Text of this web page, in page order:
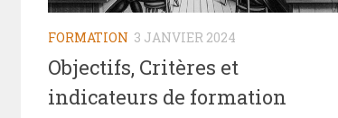
FORMATION 3 JANVIER 2024
Objectifs, Critères et
indicateurs de formation